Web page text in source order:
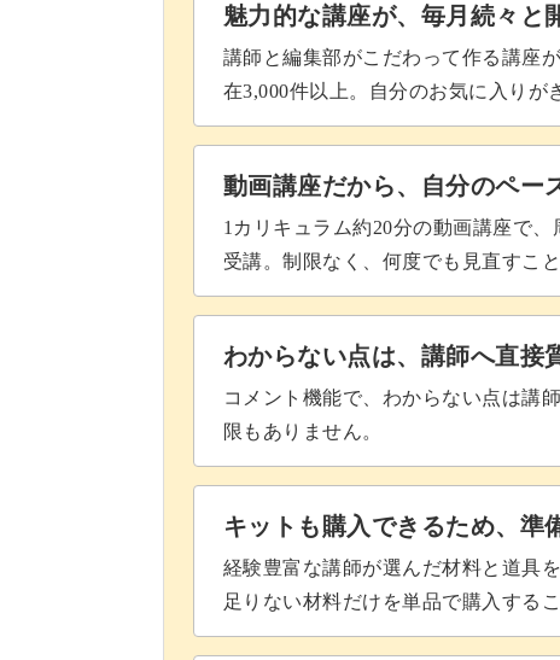
完成♪
魅力的な講座が、毎月続々と
講師と編集部がこだわって作る講座
在3,000件以上。自分のお気に入りが
動画講座だから、自分のペー
1カリキュラム約20分の動画講座で
受講。制限なく、何度でも見直すこ
わからない点は、講師へ直接
コメント機能で、わからない点は講
限もありません。
キットも購入できるため、準
経験豊富な講師が選んだ材料と道具
足りない材料だけを単品で購入する